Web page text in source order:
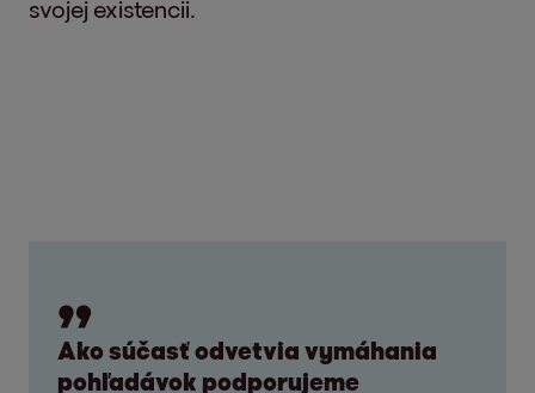
svojej existencii.
Ako súčasť odvetvia vymáhania
pohľadávok podporujeme